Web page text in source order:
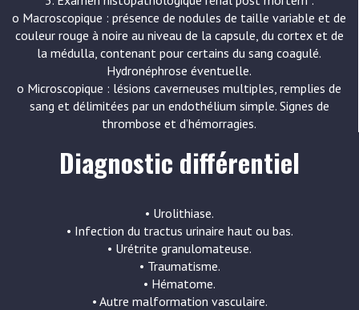
o Macroscopique : présence de nodules de taille variable et de
couleur rouge à noire au niveau de la capsule, du cortex et de
la médulla, contenant pour certains du sang coagulé.
Hydronéphrose éventuelle.
o Microscopique : lésions caverneuses multiples, remplies de
sang et délimitées par un endothélium simple. Signes de
thrombose et d’hémorragies.
Diagnostic différentiel
• Urolithiase.
• Infection du tractus urinaire haut ou bas.
• Urétrite granulomateuse.
• Traumatisme.
• Hématome.
• Autre malformation vasculaire.